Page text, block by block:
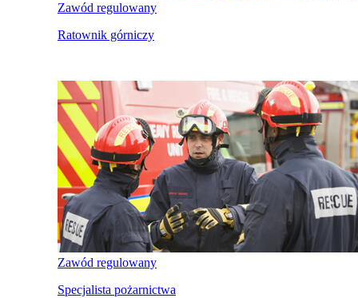
Zawód regulowany
Ratownik górniczy
Zawód regulowany
Specjalista pożarnictwa